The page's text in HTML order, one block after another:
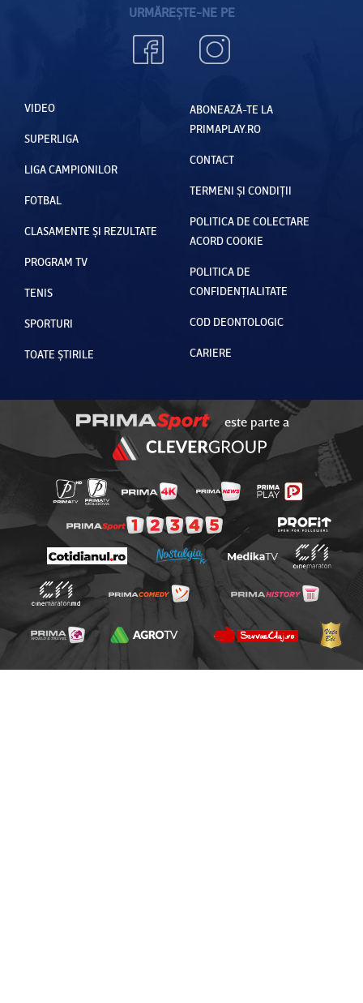
URMĂREȘTE-NE PE
VIDEO
SUPERLIGA
LIGA CAMPIONILOR
FOTBAL
CLASAMENTE ȘI REZULTATE
PROGRAM TV
TENIS
SPORTURI
TOATE ȘTIRILE
ABONEAZĂ-TE LA
PRIMAPLAY.RO
CONTACT
TERMENI ȘI CONDIȚII
POLITICA DE COLECTARE
ACORD COOKIE
POLITICA DE
CONFIDENȚIALITATE
COD DEONTOLOGIC
CARIERE
este parte a